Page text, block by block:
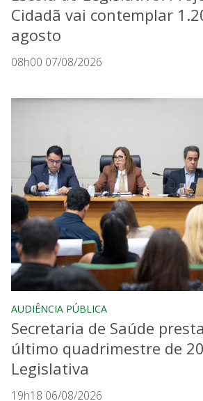
Cidadã vai contemplar
agosto
08h00 07/08/2026
AUDIÊNCIA PÚBLICA
Secretaria de Saúde
último quadrimestre de
Legislativa
19h18 06/08/2026